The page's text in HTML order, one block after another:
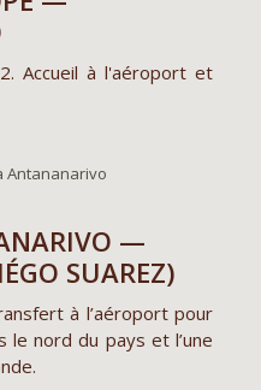
Accueil à l'aéroport et
Antananarivo
—
SUAREZ)
à l’aéroport pour
le nord du pays et l’une